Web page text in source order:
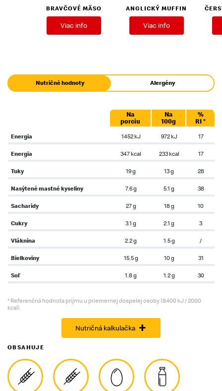
BRAVČOVÉ MÄSO
Viac info
ANGLICKÝ MUFFIN
Viac info
Nutričné hodnoty Alergény
Na
porciu
Na
100g
%
RI *
Energia
1452 kJ 972 kJ 17
Energia 347 kcal 233 kcal 17
Tuky 19 g 13 g 28
Nasýtené mastné kyseliny 7.6 g 5.1 g 38
Sacharidy 27 g 18 g 10
Cukry 3.1 g 2.1 g 3
Vláknina 2.2 g 1.5 g /
Bielkoviny 15.5 g 10 g 31
Soľ 1.8 g 1.2 g 30
* Referenčná hodnota príjmu u priemernej dospelej osoby (8400 kJ / 2000
kcal).
Nutričná kalkulačka +
OBSAHUJE